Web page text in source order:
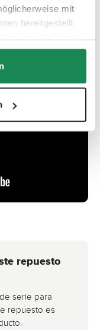
mit
bereitgestellt
repuesto
serie para
repuesto es